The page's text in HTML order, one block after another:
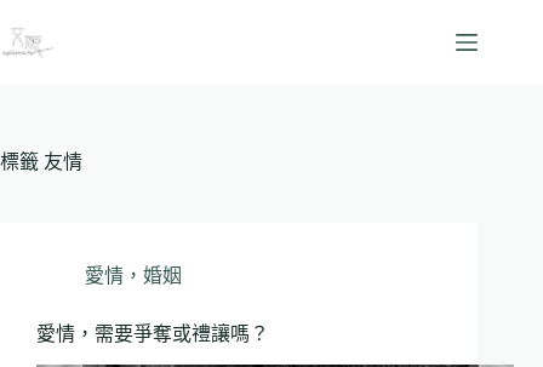
至
容
標籤 友情
愛情，婚姻
愛情，需要爭奪或禮讓嗎？